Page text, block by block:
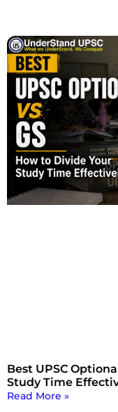
Best UPSC
Study Time
Read More »